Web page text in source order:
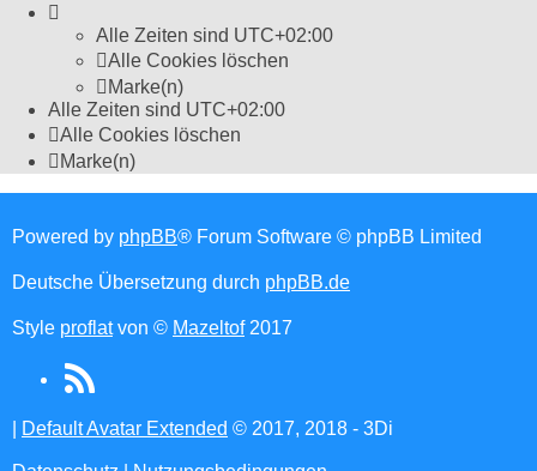
Alle Zeiten sind UTC+02:00
Alle Cookies löschen
Marke(n)
Alle Zeiten sind UTC+02:00
Alle Cookies löschen
Marke(n)
Powered by phpBB® Forum Software © phpBB Limited
Deutsche Übersetzung durch phpBB.de
Style proflatvon © Mazeltof2017
RSS
(Opens
Default Avatar Extended © 2017, 2018 - 3Di